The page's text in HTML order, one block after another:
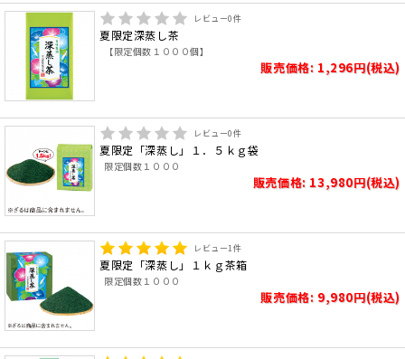
レビュー0件
夏限定深蒸し茶
【限定個数１０００個】
販売価格: 1,296円(税込)
レビュー0件
夏限定「深蒸し」１．５ｋｇ袋
限定個数１０００
販売価格: 13,980円(税込)
レビュー1件
夏限定「深蒸し」１ｋｇ茶箱
限定個数１０００
販売価格: 9,980円(税込)